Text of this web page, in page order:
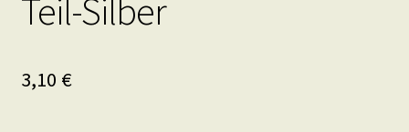
Teil-Silber
3,10 €